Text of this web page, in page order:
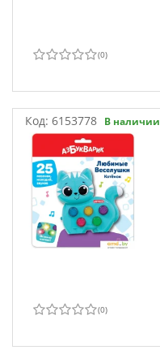
(0)
Код: 6153778 В наличии
(0)